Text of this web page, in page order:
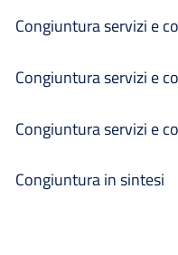
Congiuntura servizi e
Congiuntura servizi e
Congiuntura servizi e
Congiuntura in sintesi